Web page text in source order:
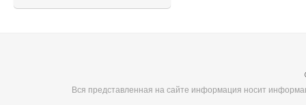
Вся представленная на сайте информация носит